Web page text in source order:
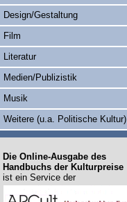
Design/Gestaltung
Film
Literatur
Medien/Publizistik
Musik
Weitere (u.a. Politische Kultur)
Die Online-Ausgabe des
Handbuchs der Kulturpreise
ist ein Service der